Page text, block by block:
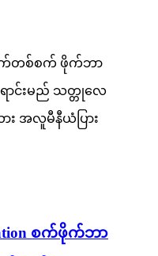
စက်ဖိုက်ဘာ